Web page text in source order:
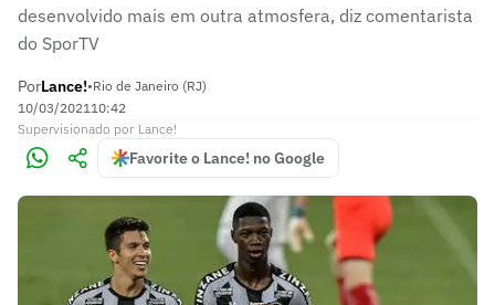
desenvolvido mais em outra atmosfera, diz comentarista
do SporTV
PorLance!•Rio de Janeiro (RJ)
10/03/202110:42
Supervisionado por Lance!
Favorite o Lance! no Google